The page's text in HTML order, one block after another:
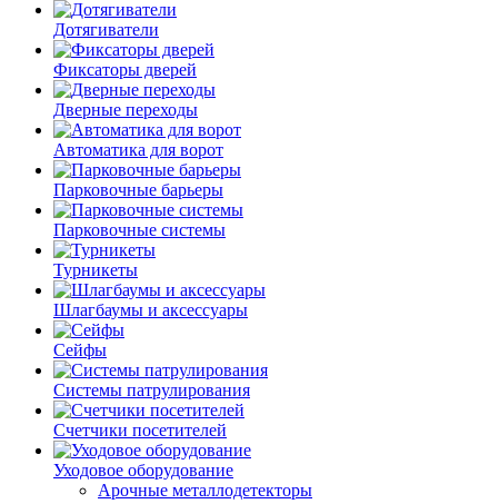
Дотягиватели
Фиксаторы дверей
Дверные переходы
Автоматика для ворот
Парковочные барьеры
Парковочные системы
Турникеты
Шлагбаумы и аксессуары
Сейфы
Системы патрулирования
Счетчики посетителей
Уходовое оборудование
Арочные металлодетекторы